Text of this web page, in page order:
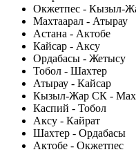
Окжетпес - Кызыл-
Махтаарал - Атырау
Астана - Актобе
Кайсар - Аксу
Ордабасы - Жетысу
Тобол - Шахтер
Атырау - Кайсар
Кызыл-Жар СК -
Каспий - Тобол
Аксу - Кайрат
Шахтер - Ордабасы
Актобе - Окжетпес